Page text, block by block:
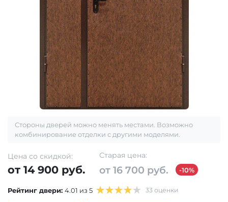
Стороны дверей можно менять местами. Возможно
комбинирование отделки с другими моделями.
Цена со скидкой:
от 14 900 руб.
Старая цена:
от 16 700 руб. -10%
Рейтинг двери: 4.01 из 5 33 оценки